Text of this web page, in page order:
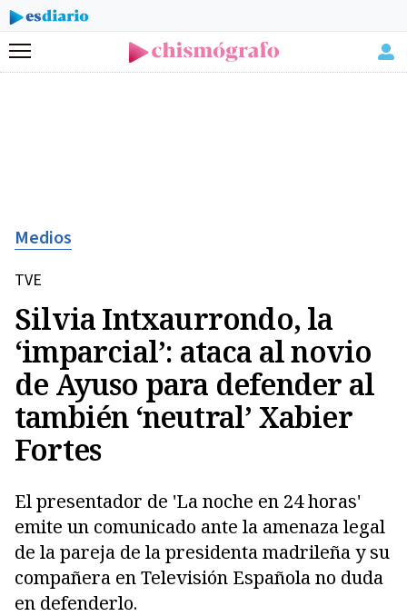
Menú
Medios
TVE
Silvia Intxaurrondo, la
‘imparcial’: ataca al novio
de Ayuso para defender al
también ‘neutral’ Xabier
Fortes
El presentador de 'La noche en 24 horas'
emite un comunicado ante la amenaza legal
de la pareja de la presidenta madrileña y su
compañera en Televisión Española no duda
en defenderlo.